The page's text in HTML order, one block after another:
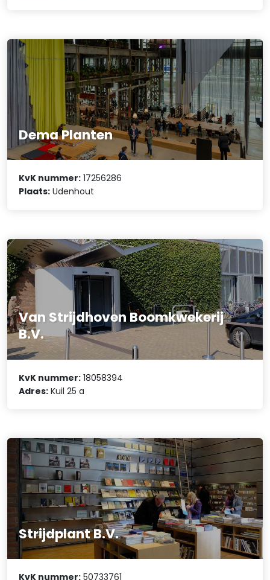
Dema Planten
KvK nummer: 17256286
Plaats: Udenhout
Van Strijdhoven Boomkwekerij
B.V.
KvK nummer: 18058394
Adres: Kuil 25 a
Strijdplant B.V.
KvK nummer: 50733761